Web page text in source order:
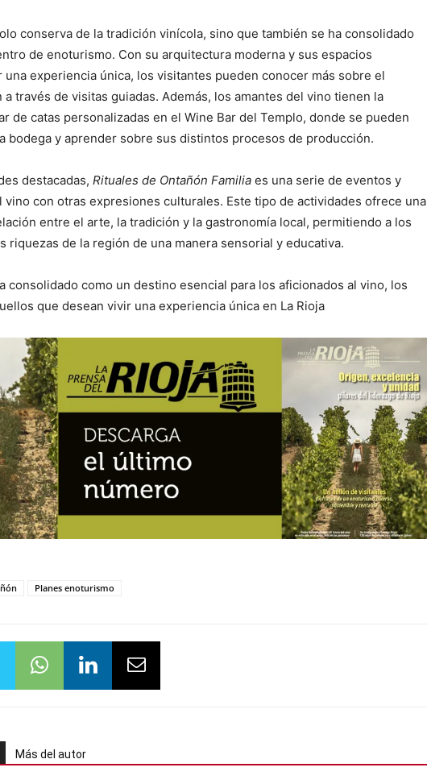
conserva de la tradición vinícola, sino que también se ha consolidado
de enoturismo. Con su arquitectura moderna y sus espacios
experiencia única, los visitantes pueden conocer más sobre el
través de visitas guiadas. Además, los amantes del vino tienen la
de catas personalizadas en el Wine Bar del Templo, donde se pueden
bodega y aprender sobre sus distintos procesos de producción.
destacadas, Rituales de Ontañón Familia es una serie de eventos y
con otras expresiones culturales. Este tipo de actividades ofrece una
entre el arte, la tradición y la gastronomía local, permitiendo a los
riquezas de la región de una manera sensorial y educativa.
consolidado como un destino esencial para los aficionados al vino, los
que desean vivir una experiencia única en La Rioja
Planes enoturismo
Más del autor